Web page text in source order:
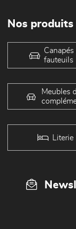
Nos produits
Canapés
fauteuils
Meubles
Literie